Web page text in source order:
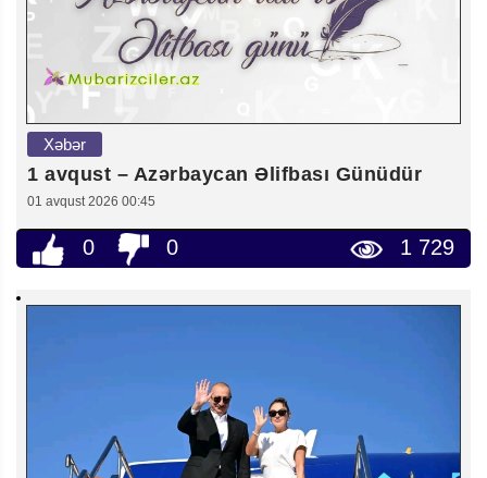
Xəbər
1 avqust – Azərbaycan Əlifbası Günüdür
01 avqust 2026 00:45
0 0 1 729